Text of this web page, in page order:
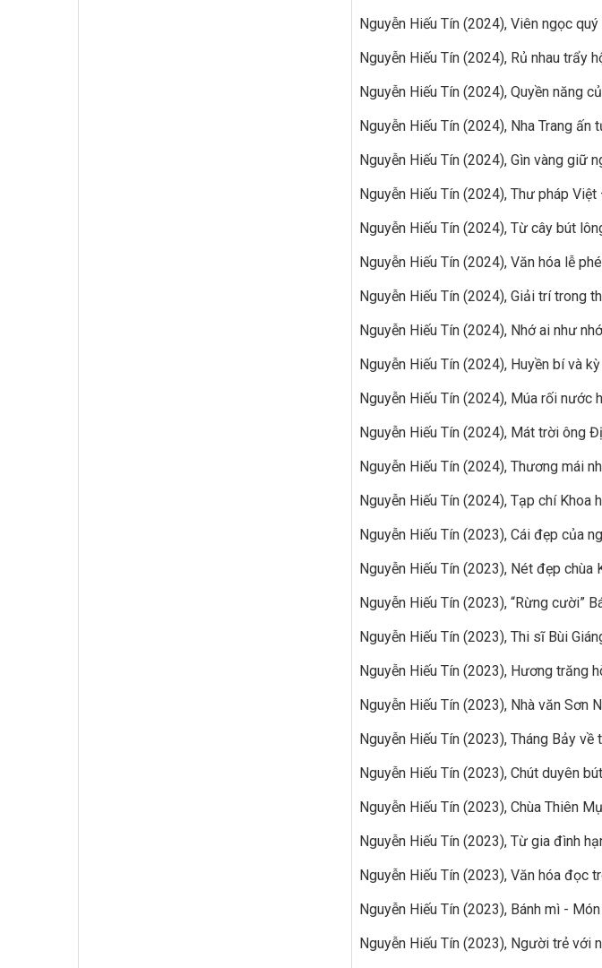
Nguyễn Hiếu Tín (2024), Viên ngọc
Nguyễn Hiếu Tín (2024), Rủ nhau trẩy
Nguyễn Hiếu Tín (2024), Quyền năng
Nguyễn Hiếu Tín (2024), Nha Trang
Nguyễn Hiếu Tín (2024), Gìn vàng giữ
Nguyễn Hiếu Tín (2024), Thư pháp
Nguyễn Hiếu Tín (2024), Từ cây bút
Nguyễn Hiếu Tín (2024), Văn hóa lễ
Nguyễn Hiếu Tín (2024), Giải trí trong
Nguyễn Hiếu Tín (2024), Nhớ ai như
Nguyễn Hiếu Tín (2024), Huyền bí và
Nguyễn Hiếu Tín (2024), Múa rối nước
Nguyễn Hiếu Tín (2024), Mát trời ông
Nguyễn Hiếu Tín (2024), Thương mái
Nguyễn Hiếu Tín (2024), Tạp chí Khoa
Nguyễn Hiếu Tín (2023), Cái đẹp của
Nguyễn Hiếu Tín (2023), Nét đẹp chùa
Nguyễn Hiếu Tín (2023), “Rừng cười”
Nguyễn Hiếu Tín (2023), Thi sĩ Bùi
Nguyễn Hiếu Tín (2023), Hương trăng
Nguyễn Hiếu Tín (2023), Nhà văn Sơn
Nguyễn Hiếu Tín (2023), Tháng Bảy
Nguyễn Hiếu Tín (2023), Chút duyên
Nguyễn Hiếu Tín (2023), Chùa Thiên
Nguyễn Hiếu Tín (2023), Từ gia đình
Nguyễn Hiếu Tín (2023), Văn hóa đọc
Nguyễn Hiếu Tín (2023), Bánh mì -
Nguyễn Hiếu Tín (2023), Người trẻ với